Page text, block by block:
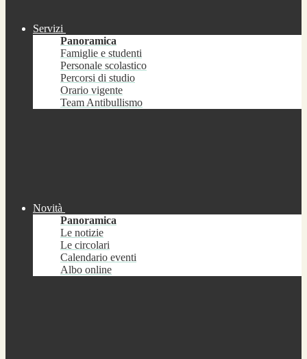
Servizi
Panoramica
Famiglie e studenti
Personale scolastico
Percorsi di studio
Orario vigente
Team Antibullismo
Novità
Panoramica
Le notizie
Le circolari
Calendario eventi
Albo online